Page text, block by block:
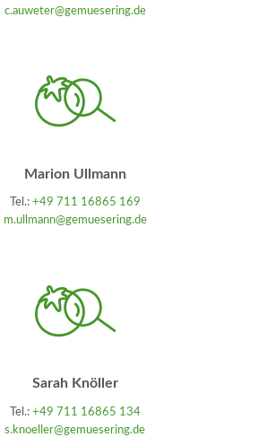
c.auweter@gemuesering.de
Marion Ullmann
Tel.: +49 711 16865 169
m.ullmann@gemuesering.de
Sarah Knöller
Tel.: +49 711 16865 134
s.knoeller@gemuesering.de